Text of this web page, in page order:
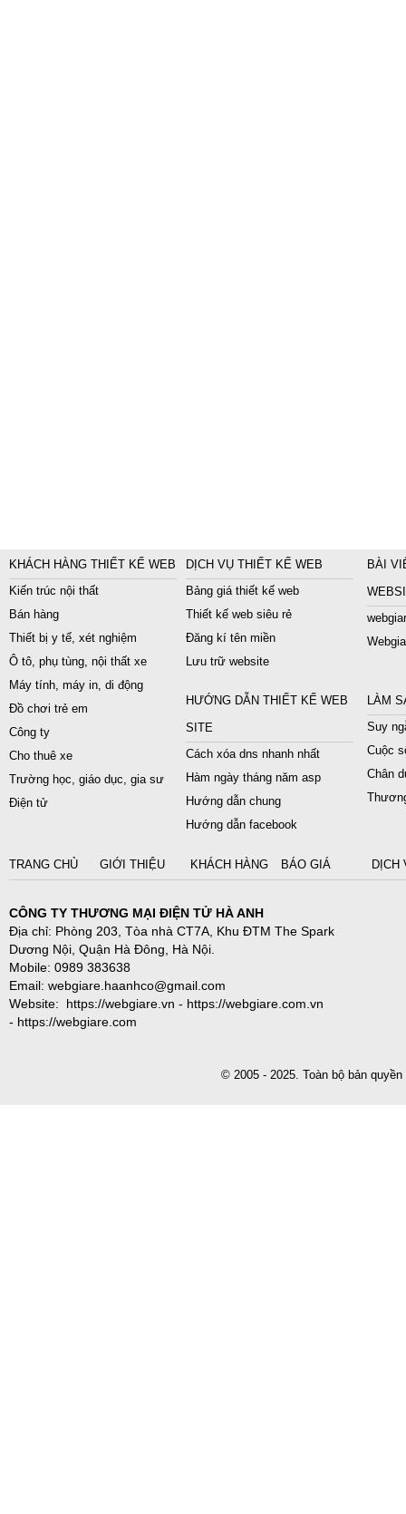
KHÁCH HÀNG THIẾT KẾ WEB
Kiến trúc nội thất
Bán hàng
Thiết bị y tế, xét nghiệm
Ô tô, phụ tùng, nội thất xe
Máy tính, máy in, di động
Đồ chơi trẻ em
Công ty
Cho thuê xe
Trường học, giáo dục, gia sư
Điện tử
DỊCH VỤ THIẾT KẾ WEB
Bảng giá thiết kế web
Thiết kế web siêu rẻ
Đăng kí tên miền
Lưu trữ website
BÀI
HƯỚNG DẪN THIẾT KẾ WEB
SITE
Cách xóa dns nhanh nhất
Hàm ngày tháng năm asp
Hướng dẫn chung
Hướng dẫn facebook
LÀM
Suy
Cuộc
Chân
TRANG CHỦ GIỚI THIỆU KHÁCH HÀNG BÁO GIÁ DỊCH
CÔNG TY THƯƠNG MẠI ĐIỆN TỬ HÀ ANH
Địa chỉ: Phòng 203, Tòa nhà CT7A, Khu ĐTM The Spark
Dương Nội, Quận Hà Đông, Hà Nội.
Mobile: 0989 383638
Email: webgiare.haanhco@gmail.com
Website: https://webgiare.vn - https://webgiare.com.vn
- https://webgiare.com
© 2005 - 2025. Toàn bộ bản